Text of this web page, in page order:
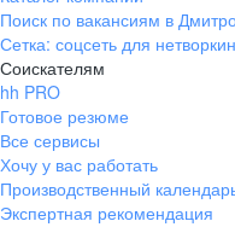
Поиск по вакансиям в
Сетка: соцсеть для
Соискателям
hh PRO
Готовое резюме
Все сервисы
Хочу у вас работать
Производственный
Экспертная рекомендация